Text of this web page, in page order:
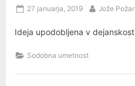
Posted
27 januarja, 2019 By
Jože Požar
Ideja upodobljena v dejanskost
Sodobna umetnost